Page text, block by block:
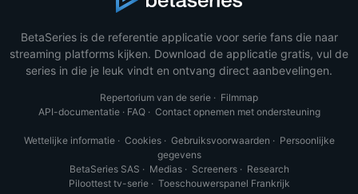
BetaSeries is de referentie applicatie voor serie fans die naar
streaming platforms kijken. Download de applicatie gratis, vul de
series in die je leuk vindt en ontvang direct aanbevelingen.
Repertorium van de serie · Filmmap
API-documentatie· FAQ· Contact opnemen met ondersteuning
Wettelijke informatie· Cookies· Gebruiksvoorwaarden · Persoonlijke
gegevens
BetaSeries SAS · Medias· Screeners· Research
Piloottest tv-serie· Toeschouwerspanel Frankrijk